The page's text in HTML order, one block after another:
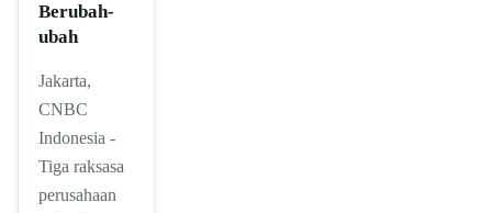
Berubah-
ubah
Jakarta,
CNBC
Indonesia -
Tiga raksasa
perusahaan